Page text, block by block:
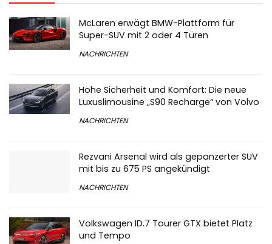
McLaren erwägt BMW-Plattform für
Super-SUV mit 2 oder 4 Türen
NACHRICHTEN
Hohe Sicherheit und Komfort: Die neue
Luxuslimousine „S90 Recharge“ von Volvo
NACHRICHTEN
Rezvani Arsenal wird als gepanzerter SUV
mit bis zu 675 PS angekündigt
NACHRICHTEN
Volkswagen ID.7 Tourer GTX bietet Platz
und Tempo